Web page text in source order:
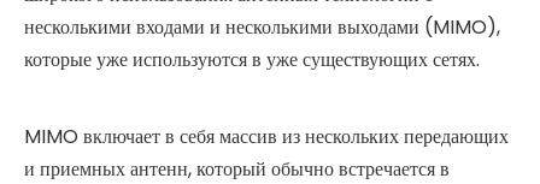
несколькими входами и несколькими выходами (MIMO),
которые уже используются в уже существующих сетях.
MIMO включает в себя массив из нескольких передающих
и приемных антенн, который обычно встречается в